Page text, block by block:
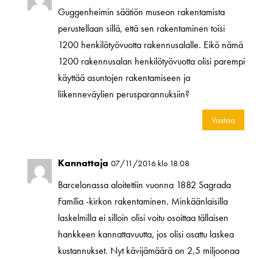
Guggenheimin säätiön museon rakentamista
perustellaan sillä, että sen rakentaminen toisi
1200 henkilötyövuotta rakennusalalle. Eikö nämä
1200 rakennusalan henkilötyövuotta olisi parempi
käyttää asuntojen rakentamiseen ja
liikenneväylien perusparannuksiin?
Vastaa
Kannattaja 07/11/2016 klo 18:08
Barcelonassa aloitettiin vuonna 1882 Sagrada
Família -kirkon rakentaminen. Minkäänlaisilla
laskelmilla ei silloin olisi voitu osoittaa tällaisen
hankkeen kannattavuutta, jos olisi osattu laskea
kustannukset. Nyt kävijämäärä on 2,5 miljoonaa